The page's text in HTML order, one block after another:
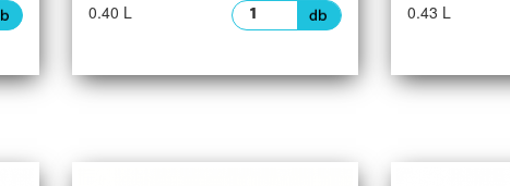
0.40 L 0.43 L